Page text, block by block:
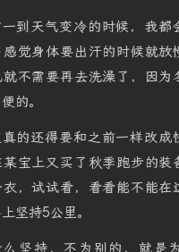
一到天气变冷的时候，我都
觉身体要出汗的时候就放
不需要再去洗澡了，因为
的。
真的还得要和之前一样改成
某宝上又买了秋季跑步的装
衣，试试看，看看能不能在
坚持5公里。
么坚持，不为别的，就是